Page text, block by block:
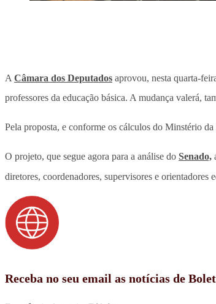
A Câmara dos Deputados aprovou, nesta quarta-
professores da educação básica. A mudança valerá,
Pela proposta, e conforme os cálculos do Minstério da
O projeto, que segue agora para a análise do Senado,
diretores, coordenadores, supervisores e orientadores
Receba no seu email as notícias de